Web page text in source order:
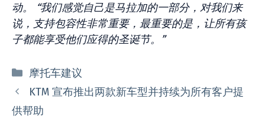
动。 “我们感觉自己是马拉加的一部分，对我们来
说，支持包容性非常重要，最重要的是，让所有孩
子都能享受他们应得的圣诞节。”
分
类
摩托车建议
KTM 宣布推出两款新车型并持续为所有客户提
供帮助